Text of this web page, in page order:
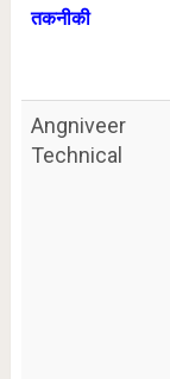
तकनीकी
Angniveer
Technical